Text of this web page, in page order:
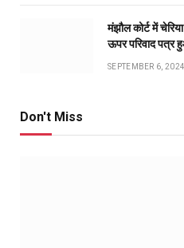
मंझौल कोर्ट में
ऊपर परिवाद पत्र
SEPTEMBER 6,
Don't Miss